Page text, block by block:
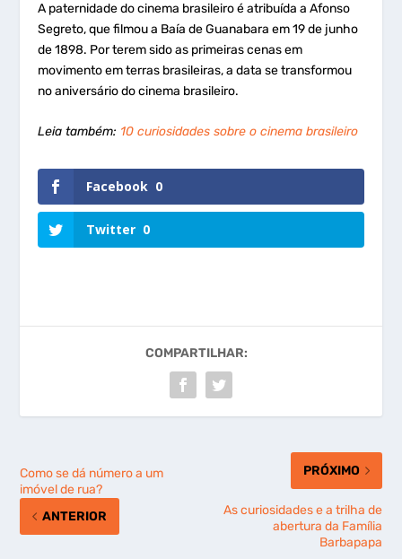
A paternidade do cinema brasileiro é atribuída a Afonso
Segreto, que filmou a Baía de Guanabara em 19 de junho
de 1898. Por terem sido as primeiras cenas em
movimento em terras brasileiras, a data se transformou
no aniversário do cinema brasileiro.
Leia também: 10 curiosidades sobre o cinema brasileiro
Facebook 0
Twitter 0
COMPARTILHAR:
Como se dá número a um
imóvel de rua?
ANTERIOR
PRÓXIMO
As curiosidades e a trilha de
abertura da Família
Barbapapa